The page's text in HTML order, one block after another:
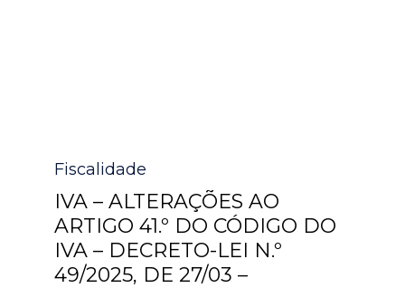
Category
Fiscalidade
IVA – ALTERAÇÕES AO
ARTIGO 41.º DO CÓDIGO DO
IVA – DECRETO-LEI N.º
49/2025, DE 27/03 –